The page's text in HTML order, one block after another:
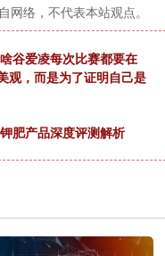
网络，不代表本站观点。
谷爱凌每次比赛都要在
观，而是为了证明自己是
肥产品深度评测解析